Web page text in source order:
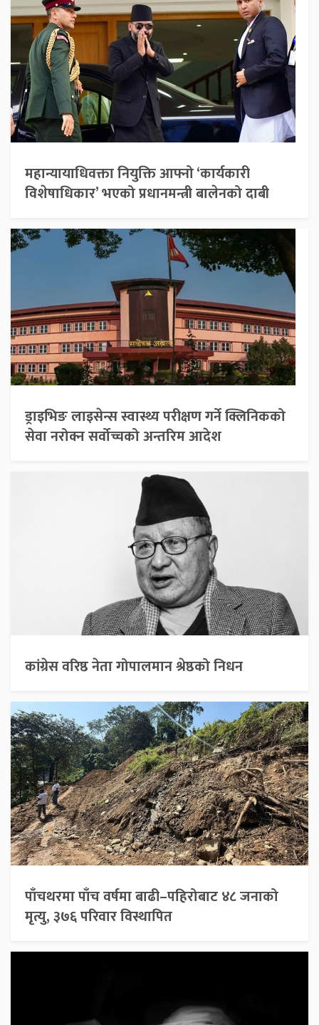
महान्यायाधिवक्ता नियुक्ति आफ्नो ‘कार्यकारी
विशेषाधिकार’ भएको प्रधानमन्त्री बालेनको दाबी
ड्राइभिङ लाइसेन्स स्वास्थ्य परीक्षण गर्ने क्लिनिकको
सेवा नरोक्न सर्वोच्चको अन्तरिम आदेश
कांग्रेस वरिष्ठ नेता गोपालमान श्रेष्ठको निधन
पाँचथरमा पाँच वर्षमा बाढी–पहिरोबाट ४८ जनाको
मृत्यु, ३७६ परिवार विस्थापित